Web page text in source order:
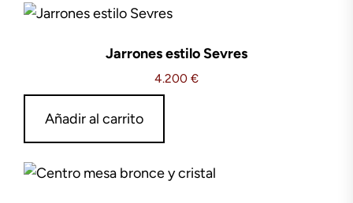
Jarrones estilo Sevres
4.200 €
Añadir al carrito